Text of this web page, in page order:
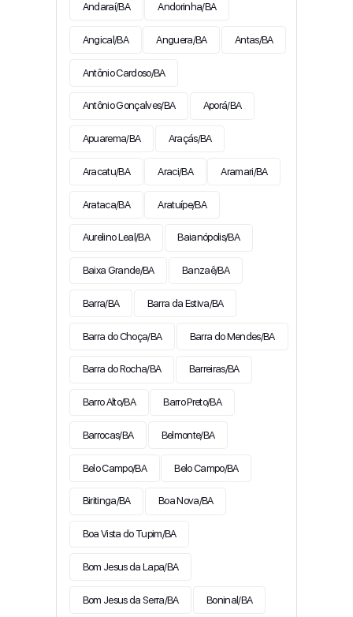
Andaraí/BA Andorinha/BA
Angical/BA Anguera/BA Antas/BA
Antônio Cardoso/BA
Antônio Gonçalves/BA Aporá/BA
Apuarema/BA Araçás/BA
Aracatu/BA Araci/BA Aramari/BA
Arataca/BA Aratuípe/BA
Aurelino Leal/BA Baianópolis/BA
Baixa Grande/BA Banzaê/BA
Barra/BA Barra da Estiva/BA
Barra do Choça/BA Barra do Mendes/BA
Barra do Rocha/BA Barreiras/BA
Barro Alto/BA Barro Preto/BA
Barrocas/BA Belmonte/BA
Belo Campo/BA Belo Campo/BA
Biritinga/BA Boa Nova/BA
Boa Vista do Tupim/BA
Bom Jesus da Lapa/BA
Bom Jesus da Serra/BA Boninal/BA